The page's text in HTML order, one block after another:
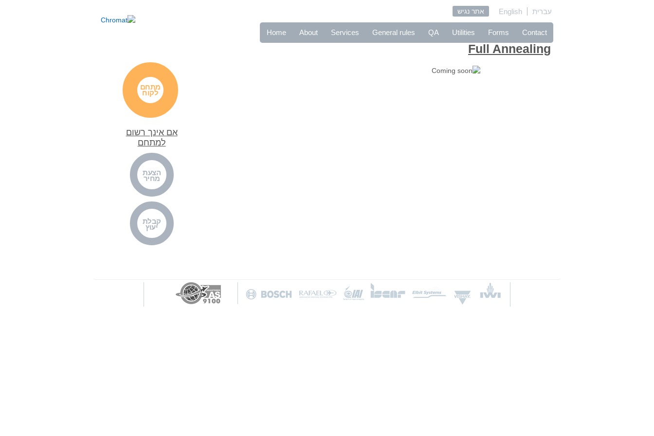
English עברית אתר נגיש
Home About Services General rules QA Utilities Forms Contact
Full Annealing
מתחם
לקוח
אם אינך רשום
למתחם
הצעת
מחיר
קבלת
יעוץ